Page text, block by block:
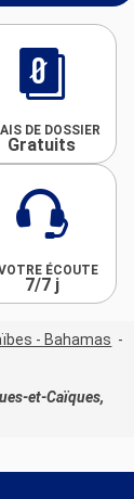
DE DOSSIER
Gratuits
ÉCOUTE
7/7 j
- Bahamas
et-Caïques,